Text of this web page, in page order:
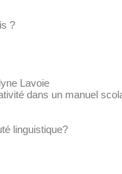
?
Lavoie
dans un manuel
linguistique?